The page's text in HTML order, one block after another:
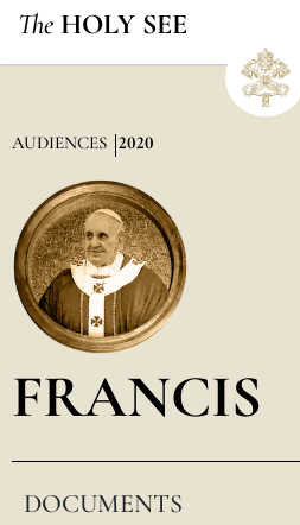
The HOLY SEE
AUDIENCES 2020
FRANCIS
DOCUMENTS